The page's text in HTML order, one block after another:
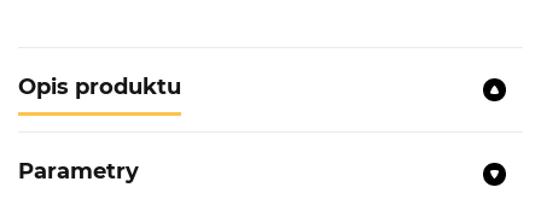
Opis produktu
Parametry